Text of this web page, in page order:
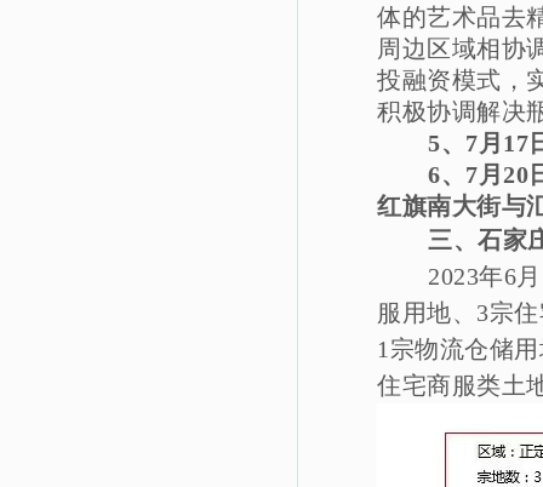
体的艺术品去
周边区域相协
投融资模式，
积极协调解决
5、7月17
6、7月20
红旗南大街与
三、石家
2023年6
服用地、3宗
1宗物流仓储
住宅商服类土